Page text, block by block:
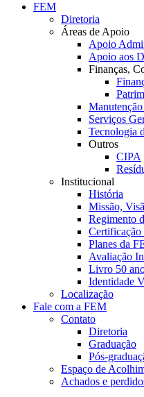
FEM
Diretoria
Áreas de Apoio
Apoio
Apoio aos
Finanças,
Serviços
Tecnologia
Outros
CIPA
Institucional
História
Missão,
Regimento
Planes da
Avaliação
Livro 50
Identidade
Localização
Fale com a FEM
Contato
Diretoria
Graduação
Pós-
Espaço de
Achados e